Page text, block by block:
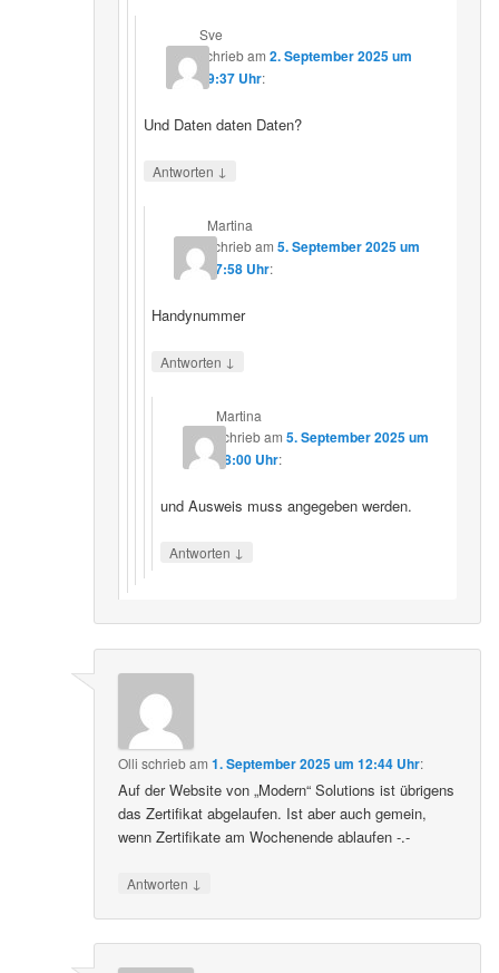
Sve
schriebam 2. September 2025 um
19:37 Uhr:
Und Daten daten Daten?
Antworten ↓
Martina
schriebam5. September 2025 um
17:58 Uhr:
Handynummer
Antworten ↓
Martina
schriebam 5. September 2025 um
18:00 Uhr:
und Ausweis muss angegeben werden.
Antworten ↓
Olli schriebam1. September 2025 um 12:44 Uhr:
Auf der Website von „Modern“ Solutions ist übrigens
das Zertifikat abgelaufen. Ist aber auch gemein,
wenn Zertifikate am Wochenende ablaufen -.-
Antworten ↓